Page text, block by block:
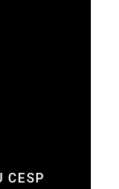
CESP